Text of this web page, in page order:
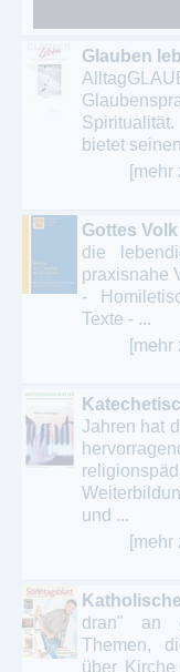
Glauben
bietet
[mehr
Gottes Volk
die
praxisnahe
-
Texte - ...
[mehr
Jahren hat
und ...
[mehr
dran" an
Themen,
über